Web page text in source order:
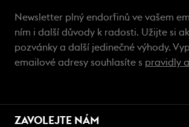
Newsletter plný endorfinů ve vašem
ním i další důvody k radosti. Užijte si
pozvánky a další jedinečné výhody.
emailové adresy souhlasíte s pravidly
ZAVOLEJTE NÁM